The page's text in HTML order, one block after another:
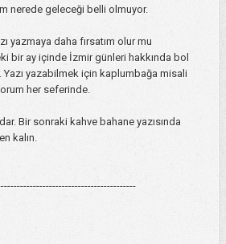
nerede geleceği belli olmuyor.
yazmaya daha fırsatım olur mu
bir ay içinde İzmir günleri hakkında bol
Yazı yazabilmek için kaplumbağa misali
her seferinde.
Bir sonraki kahve bahane yazısında
kalın.